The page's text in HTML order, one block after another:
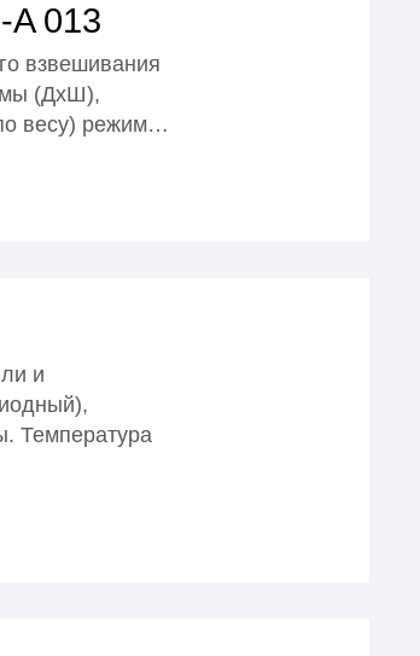
013
взвешивания
(ДхШ),
весу) режим…
и
Температура